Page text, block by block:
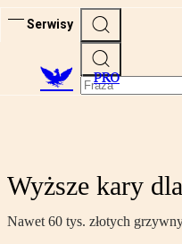
Serwisy
PRO
Wyższe kary
Nawet 60 tys. złotych